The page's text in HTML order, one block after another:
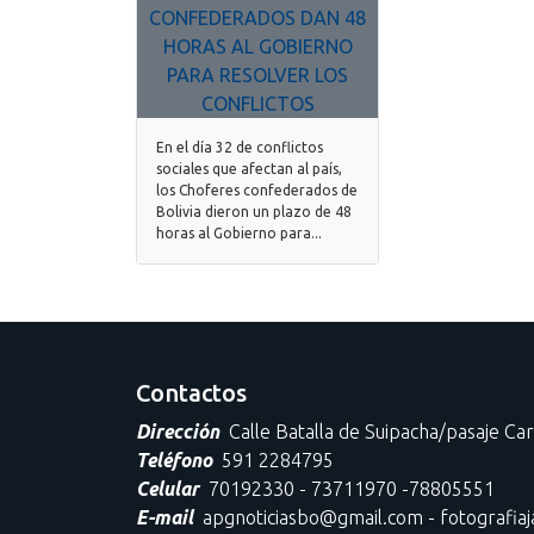
En el día 32 de conflictos
sociales que afectan al país,
los Choferes confederados de
Bolivia dieron un plazo de 48
horas al Gobierno para...
Contactos
Dirección Calle Batalla de Suipacha/pasaje
Teléfono 591 2284795
Celular 70192330 - 73711970 -78805551
E-mail apgnoticiasbo@gmail.com -